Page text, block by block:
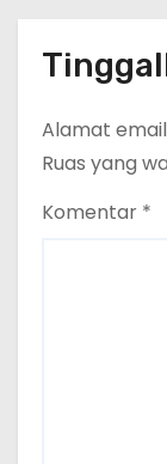
Alamat
Ruas yang
Komentar *